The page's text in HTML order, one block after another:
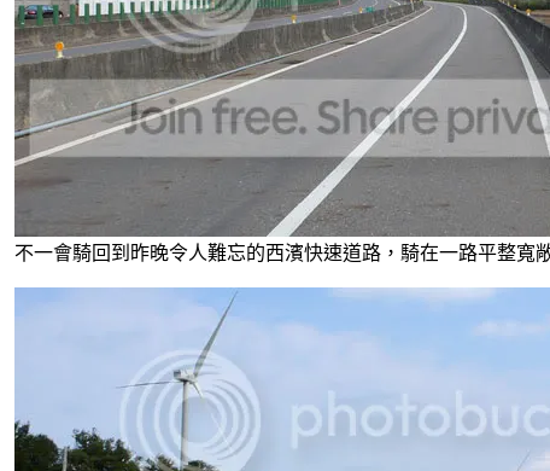
不一會騎回到昨晚令人難忘的西濱快速道路，騎在一路平整